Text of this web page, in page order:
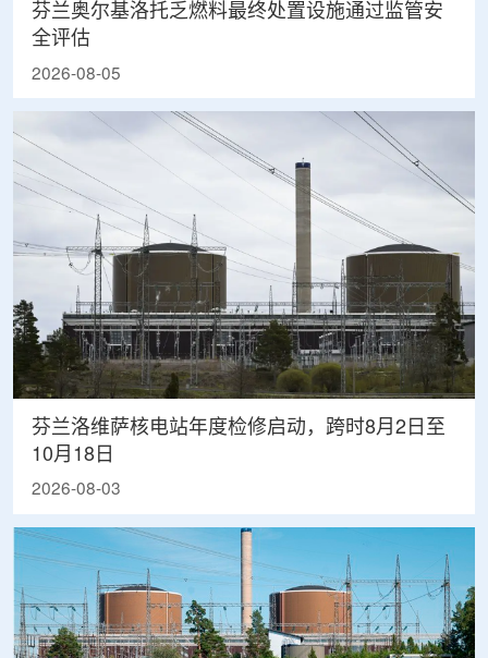
芬兰奥尔基洛托乏燃料最终处置设施通过监管安
全评估
2026-08-05
芬兰洛维萨核电站年度检修启动，跨时8月2日至
10月18日
2026-08-03